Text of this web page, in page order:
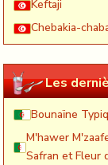
Keftaji
Chebakia-
Les
Bounaïne
M'hawer
Safran et Fleur